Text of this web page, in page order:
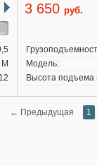
12
3 650 руб.
Модель:
Высота подъема
← Предыдущая 1